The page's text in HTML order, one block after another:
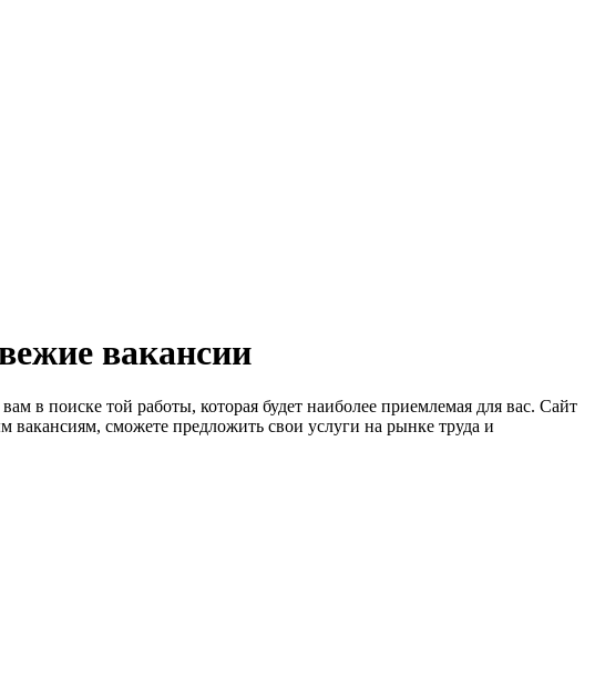
вакансии
в поиске той работы, которая будет наиболее приемлемая для вас. Сайт
сможете предложить свои услуги на рынке труда и